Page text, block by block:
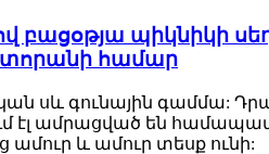
բացօթյա պիկնիկի
համար
սև գունային գամմա:
էլ ամրացված են
ամուր և ամուր տեսք ունի: